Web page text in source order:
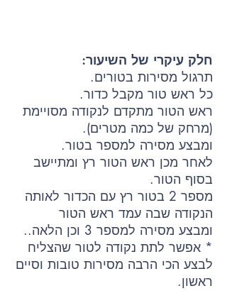
חלק עיקרי של השיעור:
תרגול מסירות בטורים.
כל ראש טור מקבל כדור.
ראש הטור מתקדם לנקודה מסויימת
(מרחק של כמה מטרים).
ומבצע מסירה למספר בטור.
לאחר מכן ראש הטור רץ ומתיישב
בסוף הטור.
מספר 2 בטור רץ עם הכדור לאותה
הנקודה שבה עמד ראש הטור
ומבצע מסירה למספר 3 וכן הלאה..
* אפשר לתת נקודה לטור שהצליח
לבצע הכי הרבה מסירות טובות וסיים
ראשון.